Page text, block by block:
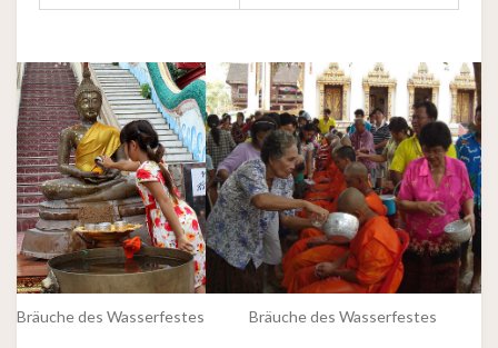
Bräuche des Wasserfestes Bräuche des Wasserfestes